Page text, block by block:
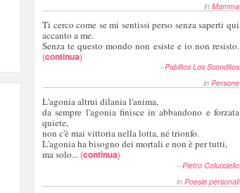
in Mamma
Ti cerco come se mi sentissi perso senza saperti qui
accanto a me.
Senza te questo mondo non esiste e io non resisto.
(continua)
--Pablitos Los Sconditos
in Persone
L'agonia altrui dilania l'anima,
da sempre l'agonia finisce in abbandono e forzata
quiete,
non c'è mai vittoria nella lotta, né trionfo.
L'agonia ha bisogno dei mortali e non è per tutti,
ma solo... (continua)
--Pietro Colucciello
in Poesie personali